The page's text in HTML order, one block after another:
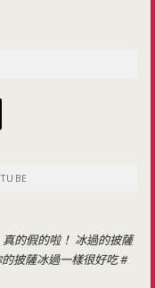
真的假的啦！ 冰過的披薩
披薩冰過一樣很好吃#